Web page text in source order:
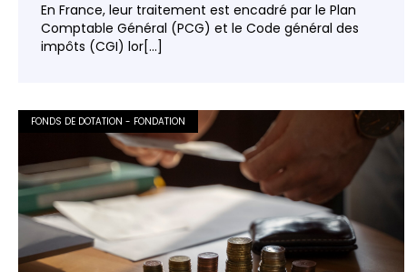
En France, leur traitement est encadré par le Plan
Comptable Général (PCG) et le Code général des
impôts (CGI) lor[...]
FONDS DE DOTATION - FONDATION